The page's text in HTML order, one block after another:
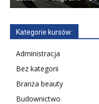
Kategorie kursów:
Administracja
Bez kategorii
Branża beauty
Budownictwo